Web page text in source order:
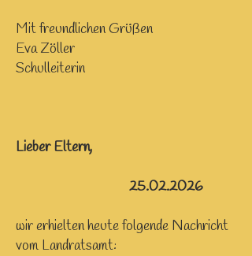
Mit freundlichen Grüßen
Eva Zöller
Schulleiterin
Lieber Eltern,
25.02.2026
wir erhielten heute folgende Nachricht
vom Landratsamt: